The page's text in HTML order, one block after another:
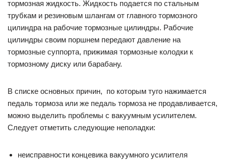
тормозная жидкость. Жидкость подается по стальным
трубкам и резиновым шлангам от главного тормозного
цилиндра на рабочие тормозные цилиндры. Рабочие
цилиндры своим поршнем передают давление на
тормозные суппорта, прижимая тормозные колодки к
тормозному диску или барабану.
В списке основных причин, по которым туго нажимается
педаль тормоза или же педаль тормоза не продавливается,
можно выделить проблемы с вакуумным усилителем.
Следует отметить следующие неполадки:
неисправности концевика вакуумного усилителя